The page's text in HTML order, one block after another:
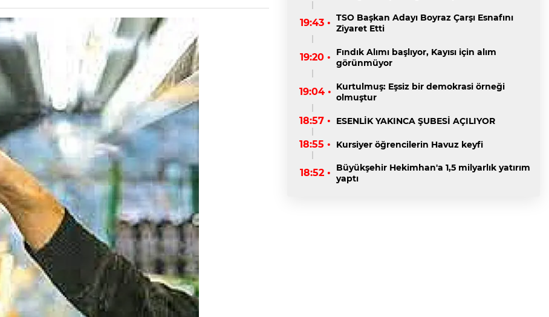
19:43 • TSO Başkan Adayı Boyraz Çarşı Esnafını
Ziyaret Etti
19:20 •
Fındık Alımı başlıyor, Kayısı için alım
görünmüyor
19:04 • Kurtulmuş: Eşsiz bir demokrasi örneği
olmuştur
18:57 • ESENLİK YAKINCA ŞUBESİ AÇILIYOR
18:55 • Kursiyer öğrencilerin Havuz keyfi
18:52 •
Büyükşehir Hekimhan'a 1,5 milyarlık yatırım
yaptı